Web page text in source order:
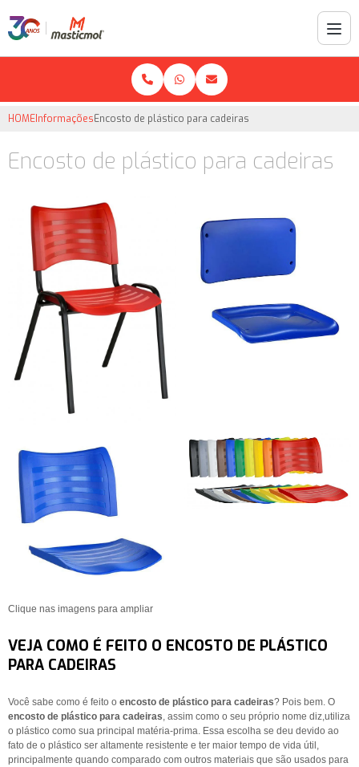
HOME InformaçõesEncosto de plástico para cadeiras
Encosto de plástico para cadeiras
Clique nas imagens para ampliar
VEJA COMO É FEITO O ENCOSTO DE PLÁSTICO
PARA CADEIRAS
Você sabe como é feito o encosto de plástico para cadeiras? Pois bem. O
encosto de plástico para cadeiras , assim como o seu próprio nome diz,utiliza
o plástico como sua principal matéria-prima. Essa escolha se deu devido ao
fato de o plástico ser altamente resistente e ter maior tempo de vida útil,
principalmente quando comparado com outros materiais que são usados para